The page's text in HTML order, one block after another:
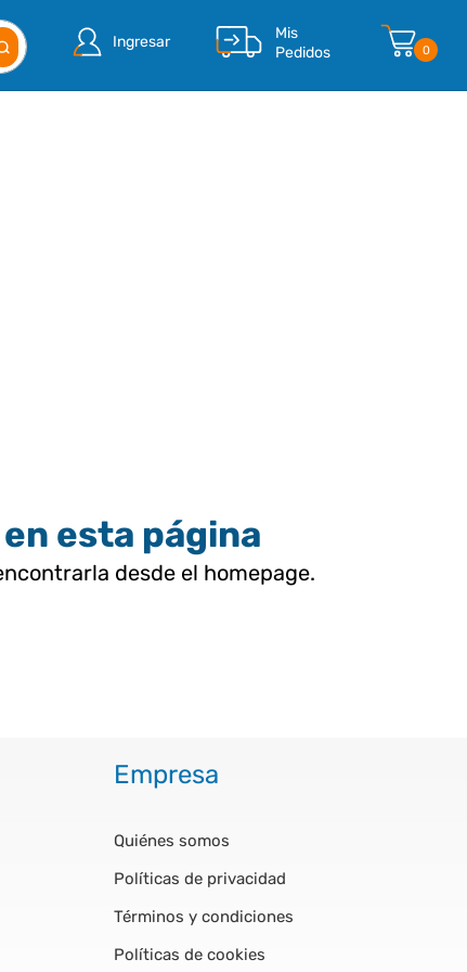
Ingresar
Mis
Pedidos
0
esta página
desde el homepage.
Empresa
Quiénes somos
Políticas de privacidad
Términos y condiciones
Políticas de cookies